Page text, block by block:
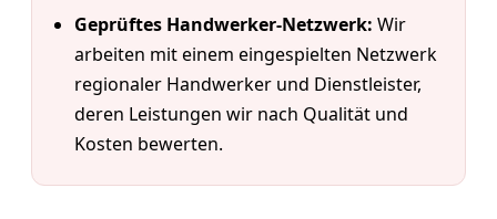
Geprüftes Handwerker-Netzwerk: Wir
arbeiten mit einem eingespielten Netzwerk
regionaler Handwerker und Dienstleister,
deren Leistungen wir nach Qualität und
Kosten bewerten.